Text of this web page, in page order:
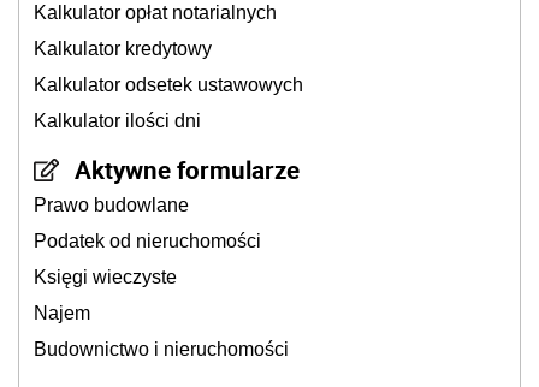
Kalkulator opłat notarialnych
Kalkulator kredytowy
Kalkulator odsetek ustawowych
Kalkulator ilości dni
Aktywne formularze
Prawo budowlane
Podatek od nieruchomości
Księgi wieczyste
Najem
Budownictwo i nieruchomości